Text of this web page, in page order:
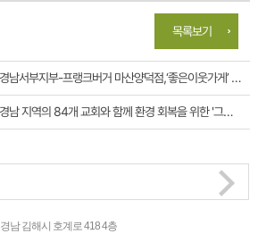
목록보기
굿네이버스 경남서부지부-프랭크버거 마산양덕점,‘좋은이웃가게’ 현판 전달식 진행
[지부 홍보] 경남 지역의 84개 교회와 함께 환경 회복을 위한 '그린청지기' 캠페인 진행
경남 김해시 호계로 418 4층